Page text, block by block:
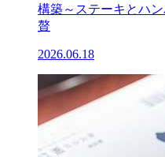
構築～ステーキとハ
贅
2026.06.18